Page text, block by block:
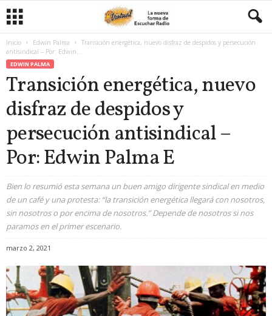
Inicio Edwin Palma
Transición energética, nuevo disfraz de despidos y persecución
antisindical – Por: Edwin...
EDWIN PALMA
Transición energética, nuevo
disfraz de despidos y
persecución antisindical –
Por: Edwin Palma E
Bien lo resumió esta semana un buen amigo dirigente sindical en medio
de un café y una protesta: “la transición energética llegará con nosotros,
sin nosotros o por encima de nosotros.” Depende de nosotros si nos
paramos en el primer escenario.
marzo 2, 2021